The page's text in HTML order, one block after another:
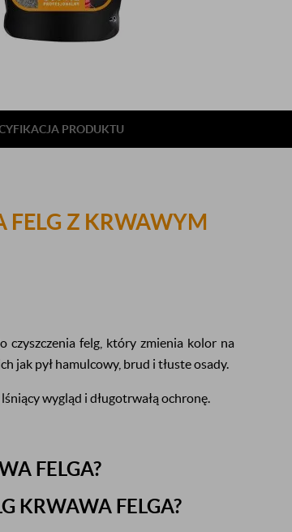
PRODUKTU
FELG Z KRWAWYM
felg, który zmienia kolor na
jak pył hamulcowy, brud i tłuste osady.
wygląd i długotrwałą ochronę.
FELGA?
KRWAWA FELGA?